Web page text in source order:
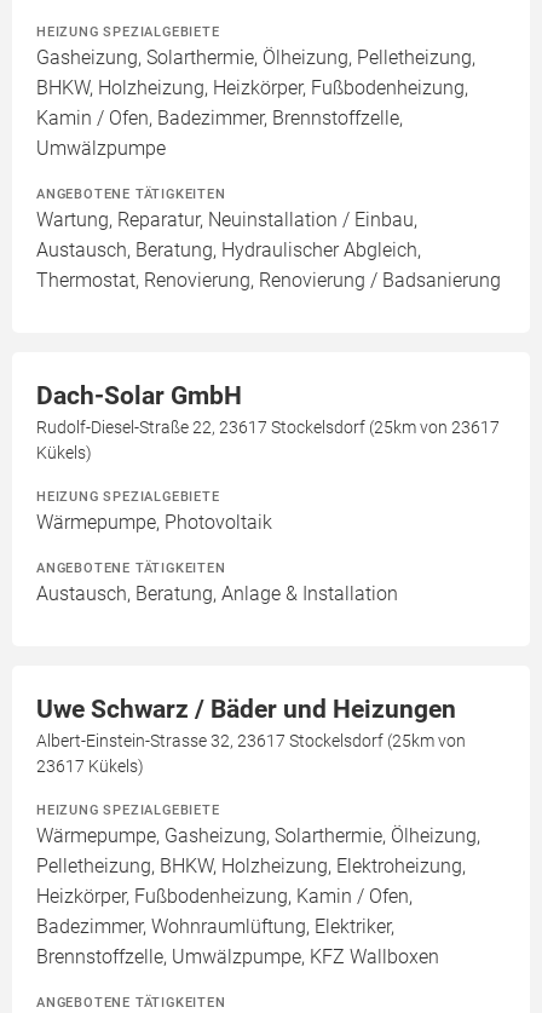
HEIZUNG SPEZIALGEBIETE
Gasheizung, Solarthermie, Ölheizung, Pelletheizung,
BHKW, Holzheizung, Heizkörper, Fußbodenheizung,
Kamin / Ofen, Badezimmer, Brennstoffzelle,
Umwälzpumpe
ANGEBOTENE TÄTIGKEITEN
Wartung, Reparatur, Neuinstallation / Einbau,
Austausch, Beratung, Hydraulischer Abgleich,
Thermostat, Renovierung, Renovierung / Badsanierung
Dach-Solar GmbH
Rudolf-Diesel-Straße 22, 23617 Stockelsdorf (25km von 23617
Kükels)
HEIZUNG SPEZIALGEBIETE
Wärmepumpe, Photovoltaik
ANGEBOTENE TÄTIGKEITEN
Austausch, Beratung, Anlage & Installation
Uwe Schwarz / Bäder und Heizungen
Albert-Einstein-Strasse 32, 23617 Stockelsdorf (25km von
23617 Kükels)
HEIZUNG SPEZIALGEBIETE
Wärmepumpe, Gasheizung, Solarthermie, Ölheizung,
Pelletheizung, BHKW, Holzheizung, Elektroheizung,
Heizkörper, Fußbodenheizung, Kamin / Ofen,
Badezimmer, Wohnraumlüftung, Elektriker,
Brennstoffzelle, Umwälzpumpe, KFZ Wallboxen
ANGEBOTENE TÄTIGKEITEN